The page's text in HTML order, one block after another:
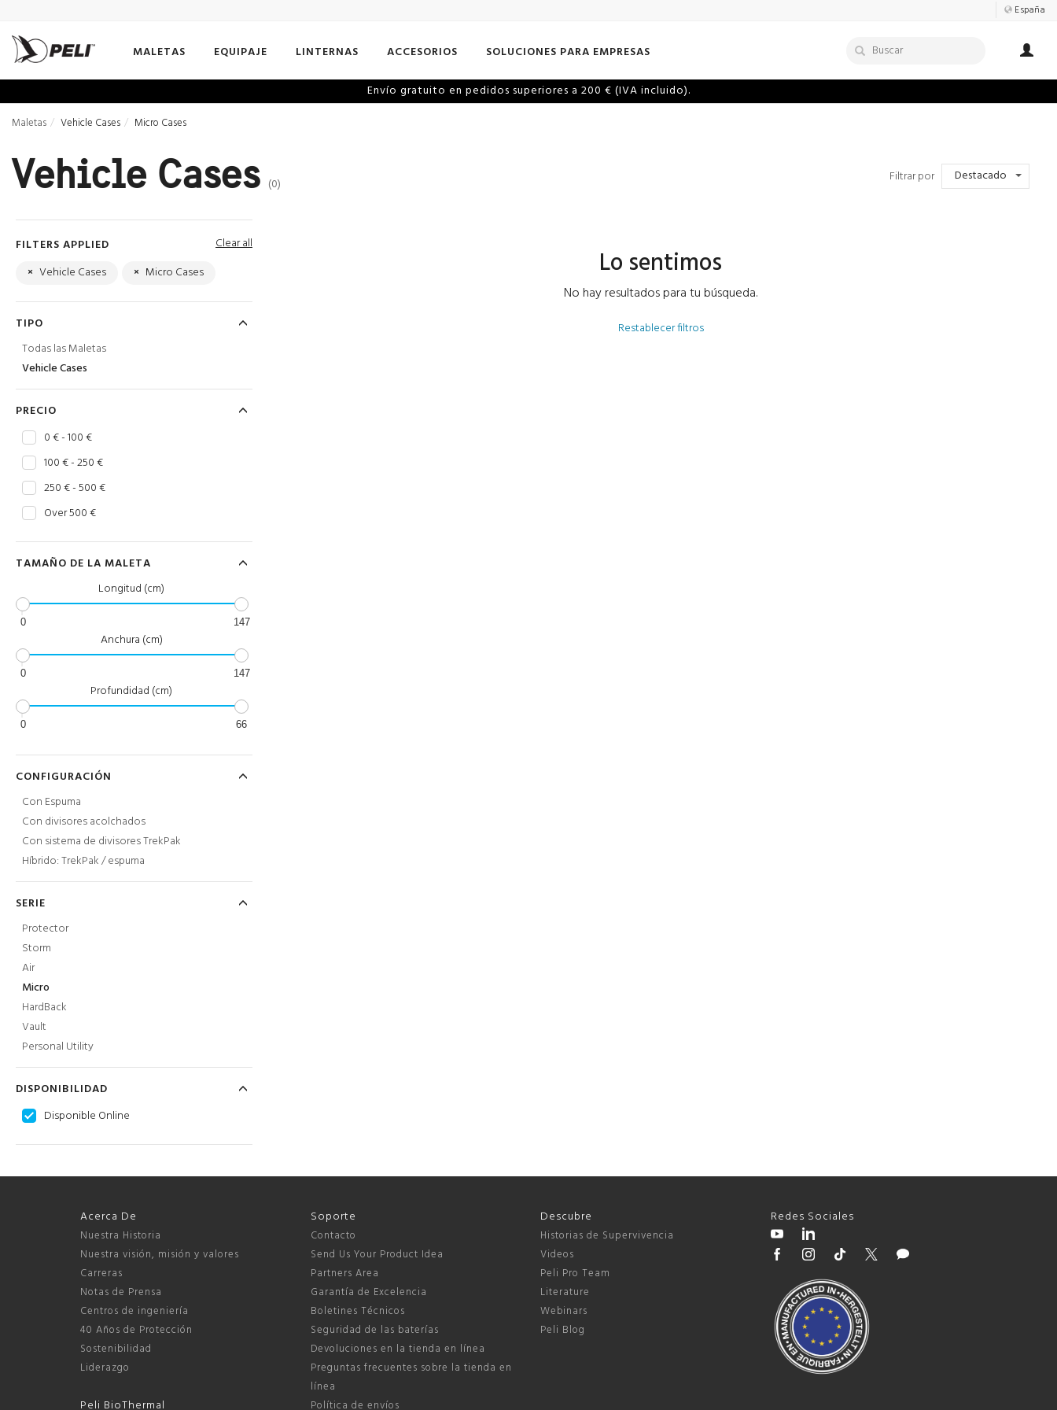
España
MALETAS EQUIPAJE LINTERNAS ACCESORIOS SOLUCIONES PARA EMPRESAS
Envío gratuito en pedidos superiores a 200 € (IVA incluido).
Maletas Vehicle Cases Micro Cases
Vehicle Cases (0) Filtrar por Destacado
FILTERS APPLIED
Clear all
× Vehicle Cases × Micro Cases
TIPO
Todas las Maletas
Vehicle Cases
PRECIO
0 € - 100 €
100 € - 250 €
250 € - 500 €
Over 500 €
TAMAÑO DE LA MALETA
Longitud (cm)
0 147
Anchura (cm)
0 147
Profundidad (cm)
0 66
CONFIGURACIÓN
Con Espuma
Con divisores acolchados
Con sistema de divisores TrekPak
Híbrido: TrekPak / espuma
SERIE
Protector
Storm
Air
Micro
HardBack
Vault
Personal Utility
DISPONIBILIDAD
Disponible Online
Lo sentimos
No hay resultados para tu búsqueda.
Restablecer filtros
Acerca De
Nuestra Historia
Nuestra visión, misión y valores
Carreras
Notas de Prensa
Centros de ingeniería
40 Años de Protección
Sostenibilidad
Liderazgo
Peli BioThermal
Soporte
Contacto
Send Us Your Product Idea
Partners Area
Garantía de Excelencia
Boletines Técnicos
Seguridad de las baterías
Devoluciones en la tienda en línea
Preguntas frecuentes sobre la tienda en
línea
Política de envíos
Descubre
Historias de Supervivencia
Videos
Peli Pro Team
Literature
Webinars
Peli Blog
Redes Sociales